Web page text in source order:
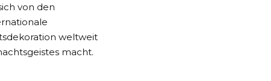
von den
weltweit
macht.